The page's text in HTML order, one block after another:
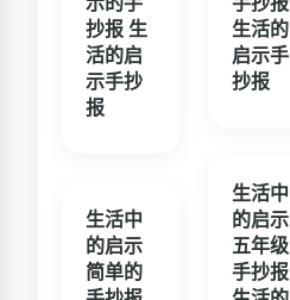
抄报 生
活的启
示手抄
报
生活中
的启示
简单的
生活的
启示手
抄报
生活中
的启示
五年级
手抄报